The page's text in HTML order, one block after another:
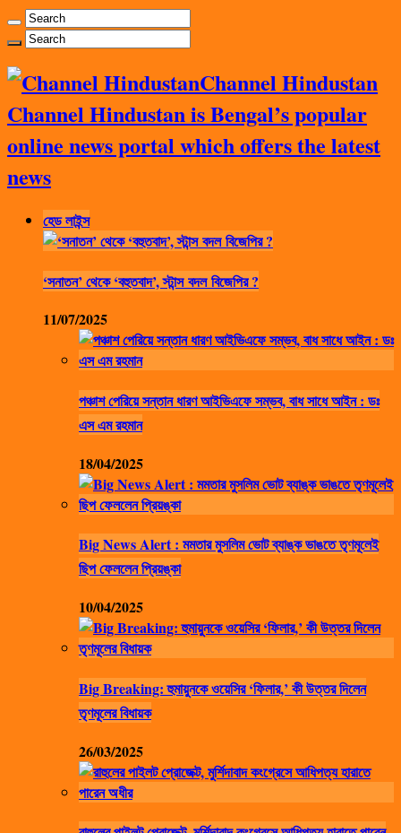
Channel Hindustan
Channel Hindustan is Bengal’s popular
online news portal which offers the latest
news
হেড লাইন্স
‘সনাতন’ থেকে ‘বহুতবাদ’, স্টান্স বদল বিজেপির ?
11/07/2025
পঞ্চাশ পেরিয়ে সন্তান ধারণ আইভিএফে সম্ভব, বাধ সাধে আইন : ডঃ
এস এম রহমান
18/04/2025
Big News Alert : মমতার মুসলিম ভোট ব্যাঙ্ক ভাঙতে তৃণমূলেই
ছিপ ফেললেন প্রিয়ঙ্কা
10/04/2025
Big Breaking: হুমায়ুনকে ওয়েসির ‘ফিলার,’ কী উত্তর দিলেন
তৃণমূলের বিধায়ক
26/03/2025